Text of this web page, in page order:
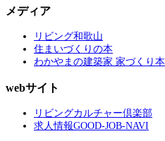
メディア
リビング和歌山
住まいづくりの本
わかやまの建築家 家づくり本
webサイト
リビングカルチャー倶楽部
求人情報GOOD-JOB-NAVI